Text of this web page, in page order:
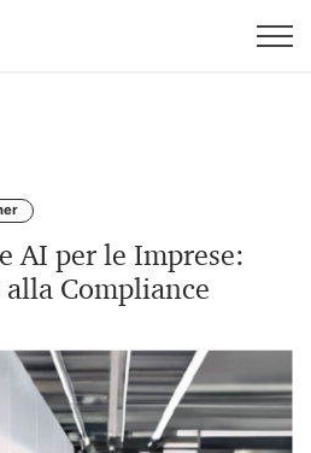
AI per le Imprese:
Compliance